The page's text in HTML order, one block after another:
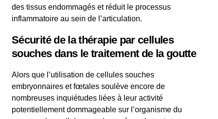
des tissus endommagés et réduit le processus
inflammatoire au sein de l’articulation.
Sécurité de la thérapie par cellules
souches dans le traitement de la goutte
Alors que l’utilisation de cellules souches
embryonnaires et fœtales soulève encore de
nombreuses inquiétudes liées à leur activité
potentiellement dommageable sur l’organisme du